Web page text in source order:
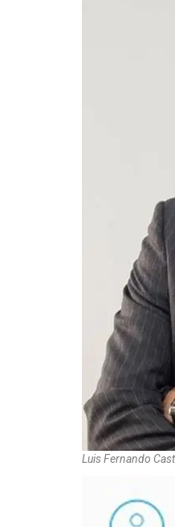
Luis Fernando